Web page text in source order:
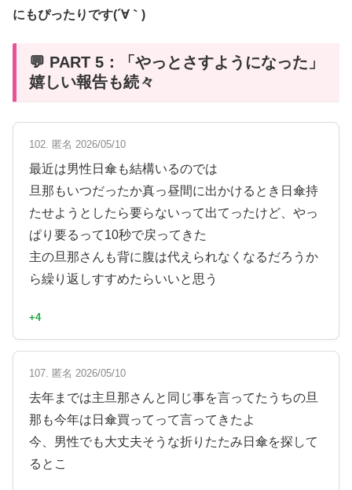
にもぴったりです(´∀｀)
💬 PART 5：「やっとさすようになった」
嬉しい報告も続々
102. 匿名 2026/05/10
最近は男性日傘も結構いるのでは
旦那もいつだったか真っ昼間に出かけるとき日傘持
たせようとしたら要らないって出てったけど、やっ
ぱり要るって10秒で戻ってきた
主の旦那さんも背に腹は代えられなくなるだろうか
ら繰り返しすすめたらいいと思う
+4
107. 匿名 2026/05/10
去年までは主旦那さんと同じ事を言ってたうちの旦
那も今年は日傘買ってって言ってきたよ
今、男性でも大丈夫そうな折りたたみ日傘を探して
るとこ